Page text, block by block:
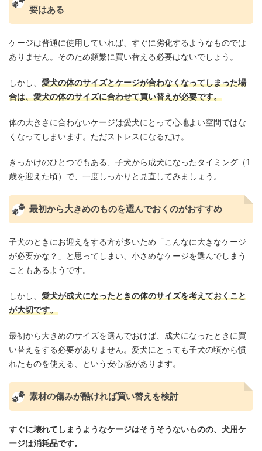
要はある
ケージは普通に使用していれば、すぐに劣化するようなものでは
ありません。そのため頻繁に買い替える必要はないでしょう。
しかし、 愛犬の体のサイズとケージが合わなくなってしまった場
合は、愛犬の体のサイズに合わせて買い替えが必要です。
体の大きさに合わないケージは愛犬にとって心地よい空間ではな
くなってしまいます。ただストレスになるだけ。
きっかけのひとつでもある、子犬から成犬になったタイミング（1
歳を迎えた頃）で、一度しっかりと見直してみましょう。
最初から大きめのものを選んでおくのがおすすめ
子犬のときにお迎えをする方が多いため「こんなに大きなケージ
が必要かな？」と思ってしまい、小さめなケージを選んでしまう
こともあるようです。
しかし、 愛犬が成犬になったときの体のサイズを考えておくこと
が大切です。
最初から大きめのサイズを選んでおけば、成犬になったときに買
い替えをする必要がありません。愛犬にとっても子犬の頃から慣
れたものを使える、という安心感があります。
素材の傷みが酷ければ買い替えを検討
すぐに壊れてしまうようなケージはそうそうないものの、犬用ケ
ージは消耗品です。